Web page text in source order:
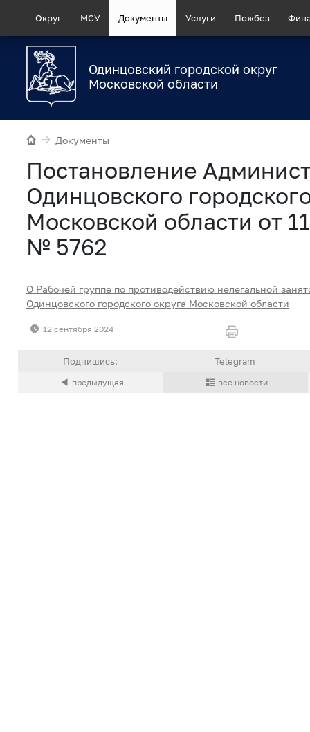
Округ МСУ Документы Услуги Пожбез
Одинцовский городской округ
Московской области
Документы
Постановление
Одинцовского
Московской области от
№ 5762
О Рабочей группе по противодействию нелегальной
Одинцовского городского округа Московской области
12 сентября 2024